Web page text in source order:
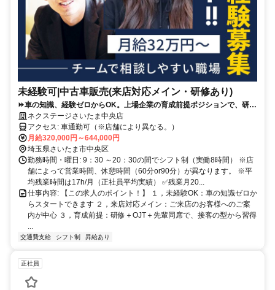
未経験可|中古車販売(来店対応メイン・研修あり)
⏩️車の知識、経験ゼロからOK。上場企業の育成前提ポジションで、研修
＋先輩同席で接客の型から学べます。
ネクステージさいたま中央店
アクセス: 車通勤可（※店舗により異なる。）
月給320,000円～644,000円
埼玉県さいたま市中央区
勤務時間・曜日: 9：30 ～20：30の間でシフト制（実働8時間） ※店
舗によって営業時間、休憩時間（60分or90分）が異なります。 ※平
均残業時間は17h/月（正社員平均実績） ✅残業月20...
仕事内容: 【この求人のポイント！】 １，未経験OK：車の知識ゼロか
らスタートできます ２，来店対応メイン：ご来店のお客様へのご案
内が中心 ３，育成前提：研修＋OJT＋先輩同席で、接客の型から習得
...
交通費支給 シフト制 昇給あり
正社員